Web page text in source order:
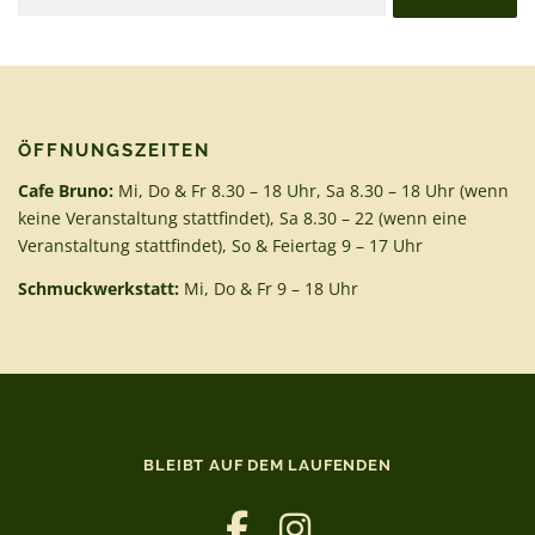
ÖFFNUNGSZEITEN
Cafe Bruno: Mi, Do & Fr 8.30 – 18 Uhr, Sa 8.30 – 18 Uhr (wenn
keine Veranstaltung stattfindet), Sa 8.30 – 22 (wenn eine
Veranstaltung stattfindet), So & Feiertag 9 – 17 Uhr
Schmuckwerkstatt: Mi, Do & Fr 9 – 18 Uhr
BLEIBT AUF DEM LAUFENDEN